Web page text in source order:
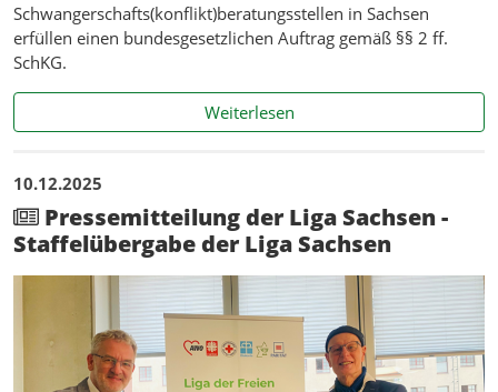
Schwangerschafts(konflikt)beratungsstellen in Sachsen
erfüllen einen bundesgesetzlichen Auftrag gemäß §§ 2 ff.
SchKG.
WeiterlesenInformationen zu
10.12.2025
Pressemitteilung der Liga Sachsen -
Staffelübergabe der Liga Sachsen